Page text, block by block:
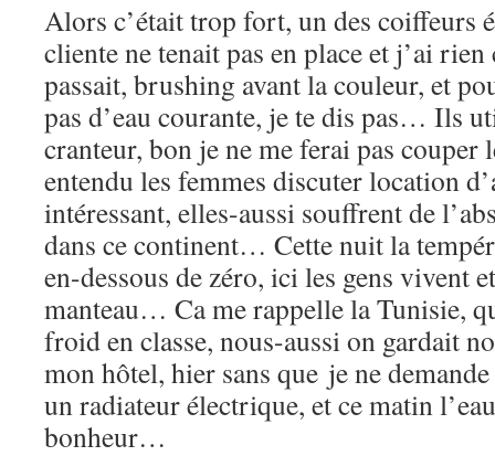
Alors c’était trop fort, un des coiffeurs
cliente ne tenait pas en place et j’ai
passait, brushing avant la couleur, et
pas d’eau courante, je te dis pas… Ils
cranteur, bon je ne me ferai pas
entendu les femmes discuter location
intéressant, elles-aussi souffrent de
dans ce continent… Cette nuit la
en-dessous de zéro, ici les gens vivent
manteau… Ca me rappelle la Tunisie,
froid en classe, nous-aussi on gardait
mon hôtel, hier sans que je ne
un radiateur électrique, et ce matin
bonheur…